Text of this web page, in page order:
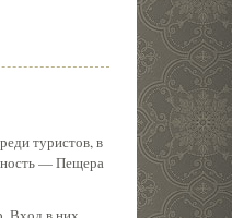
туристов, в
— Пещера